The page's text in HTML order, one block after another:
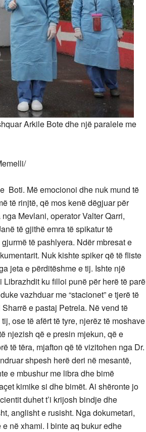
Arkile Bote dhe një paralele me
Boti. Më emocionoi dhe nuk mund të
të rinjtë, që mos kenë dëgjuar për
Mevlani, operator Valter Qarri,
të gjithë emra të spikatur të
të pashlyera. Ndër mbresat e
Nuk kishte spiker që të fliste
jeta e përditëshme e tij. Ishte një
ku filloi punë për herë të parë
vazhduar me “stacionet” e tjerë të
e pastaj Petrela. Në vend të
ose të afërt të tyre, njerëz të moshave
njezish që e presin mjekun, që e
të tëra, mjafton që të vizitohen nga Dr.
shpesh herë deri në mesantë,
e mbushur me libra dhe bimë
kimike si dhe bimët. Ai shëronte jo
duhet t’i krijosh bindje dhe
anglisht e rusisht. Nga dokumetari,
në xhami. I binte aq bukur edhe